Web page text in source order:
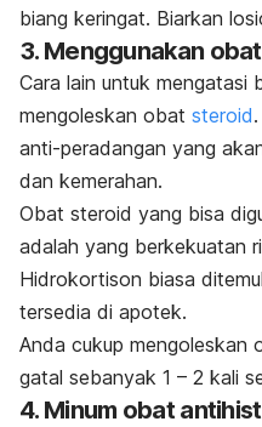
biang keringat. Biarkan
3. Menggunakan
Cara lain untuk mengatasi
mengoleskan obat steroid
anti-peradangan yang
dan kemerahan.
Obat steroid yang bisa
adalah yang berkekuatan
Hidrokortison biasa
tersedia di apotek.
Anda cukup mengoleskan
gatal sebanyak 1 – 2 kali
4. Minum obat